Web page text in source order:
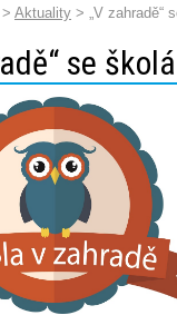
> Aktuality > „V zahradě“
se